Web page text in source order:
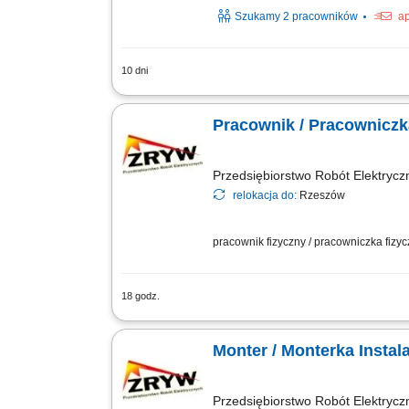
Szukamy 2 pracowników
10 dni
Montaż instalacji elektrycznej w
Pracownik /
Przedsiębiorstwo Robót
relokacja do: Rzeszów
pracownik fizyczny / pracowniczka
18 godz.
Montaż instalacji elektrycznych
Monter /
Przedsiębiorstwo Robót